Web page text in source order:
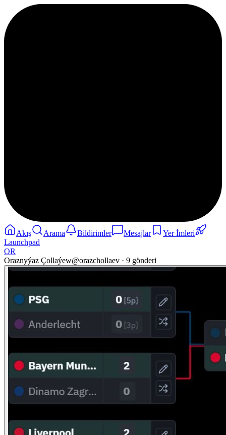
Akış Arama Bildirimler Mesajlar
Yer İmleri
Launchpad
OR
Oraznyýaz Çollaýew@orazchollaev · 9 gönderi